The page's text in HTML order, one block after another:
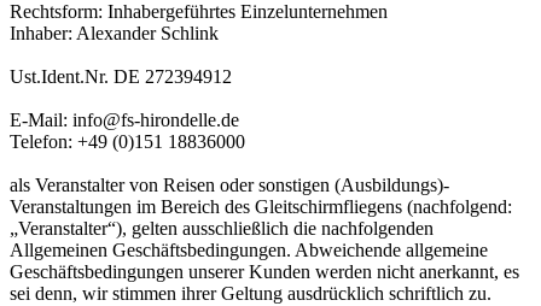
Rechtsform: Inhabergeführtes Einzelunternehmen
Inhaber: Alexander Schlink
Ust.Ident.Nr. DE 272394912
E-Mail: info@fs-hirondelle.de
Telefon: +49 (0)151 18836000
als Veranstalter von Reisen oder sonstigen (Ausbildungs)-
Veranstaltungen im Bereich des Gleitschirmfliegens (nachfolgend:
„Veranstalter“), gelten ausschließlich die nachfolgenden
Allgemeinen Geschäftsbedingungen. Abweichende allgemeine
Geschäftsbedingungen unserer Kunden werden nicht anerkannt, es
sei denn, wir stimmen ihrer Geltung ausdrücklich schriftlich zu.